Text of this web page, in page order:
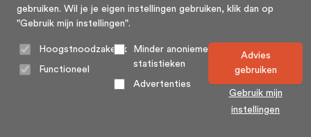
gebruiken. Wil je je eigen instellingen gebruiken, klik dan op
"Gebruik mijn instellingen".
Hoogstnoodzakelijk
Functioneel
Minder anonieme
statistieken
Advertenties
Advies
gebruiken
Gebruik mijn
instellingen